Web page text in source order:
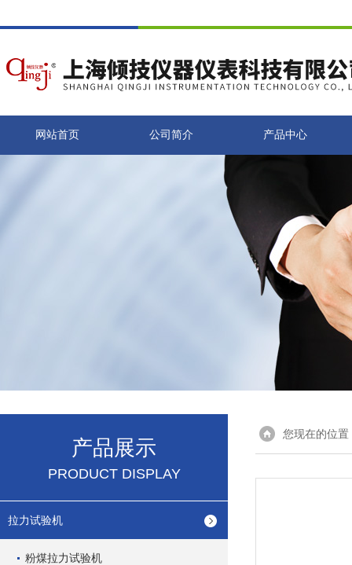
网站首页 公司简介 产品中心
产品展示
PRODUCT DISPLAY
拉力试验机
粉煤拉力试验机
您现在的位置